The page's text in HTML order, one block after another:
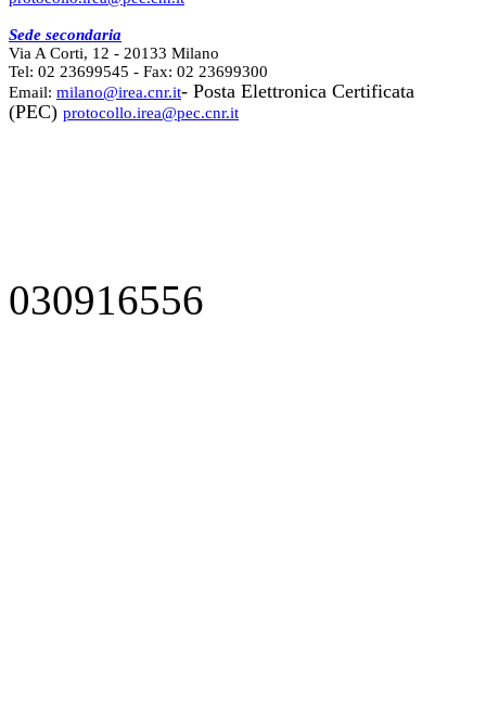
Sede secondaria
Via A Corti, 12 - 20133 Milano
Tel: 02 23699545 - Fax: 02 23699300
Email: milano@irea.cnr.it- Posta Elettronica Certificata
(PEC) protocollo.irea@pec.cnr.it
030916556